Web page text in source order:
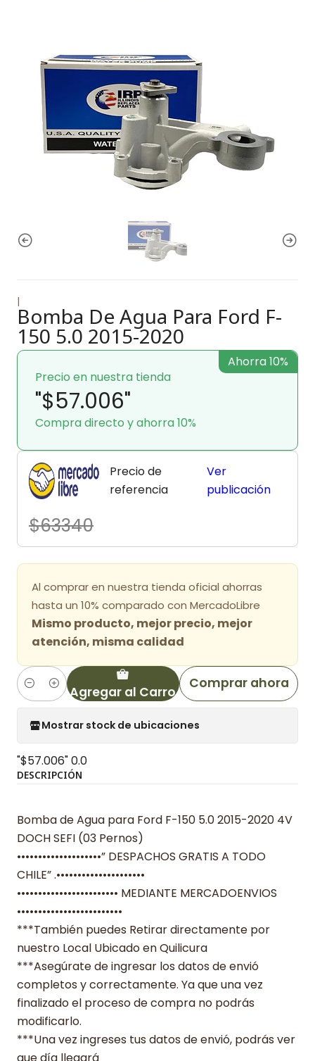
|
Bomba De Agua Para Ford F-
150 5.0 2015-2020
Precio en nuestra tienda
"$57.006"
Compra directo y ahorra 10%
Ahorra 10%
Precio de
referencia
$63340
Ver
publicación
Al comprar en nuestra tienda oficial ahorras
hasta un 10% comparado con MercadoLibre
Mismo producto, mejor precio, mejor
atención, misma calidad
Cantidad Agregar al Carro
Comprar ahora
Mostrar stock de ubicaciones
"$57.006"0.0
DESCRIPCIÓN
Bomba de Agua para Ford F-150 5.0 2015-2020 4V
DOCH SEFI (03 Pernos)
••••••••••••••••••••” DESPACHOS GRATIS A TODO
CHILE” .•••••••••••••••••••••
•••••••••••••••••••••••• MEDIANTE MERCADOENVIOS
•••••••••••••••••••••••••
***También puedes Retirar directamente por
nuestro Local Ubicado en Quilicura
***Asegúrate de ingresar los datos de envió
completos y correctamente. Ya que una vez
finalizado el proceso de compra no podrás
modificarlo.
***Una vez ingreses tus datos de envió, podrás ver
que día llegará